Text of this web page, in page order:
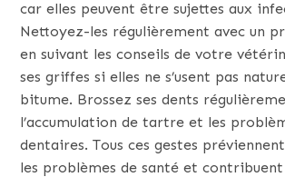
car elles peuvent être sujettes aux
Nettoyez-les régulièrement avec un
en suivant les conseils de votre
ses griffes si elles ne s’usent pas
bitume. Brossez ses dents
l’accumulation de tartre et les
dentaires. Tous ces gestes
les problèmes de santé et